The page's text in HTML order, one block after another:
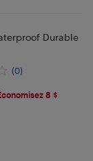
Durable
(0)
8 $